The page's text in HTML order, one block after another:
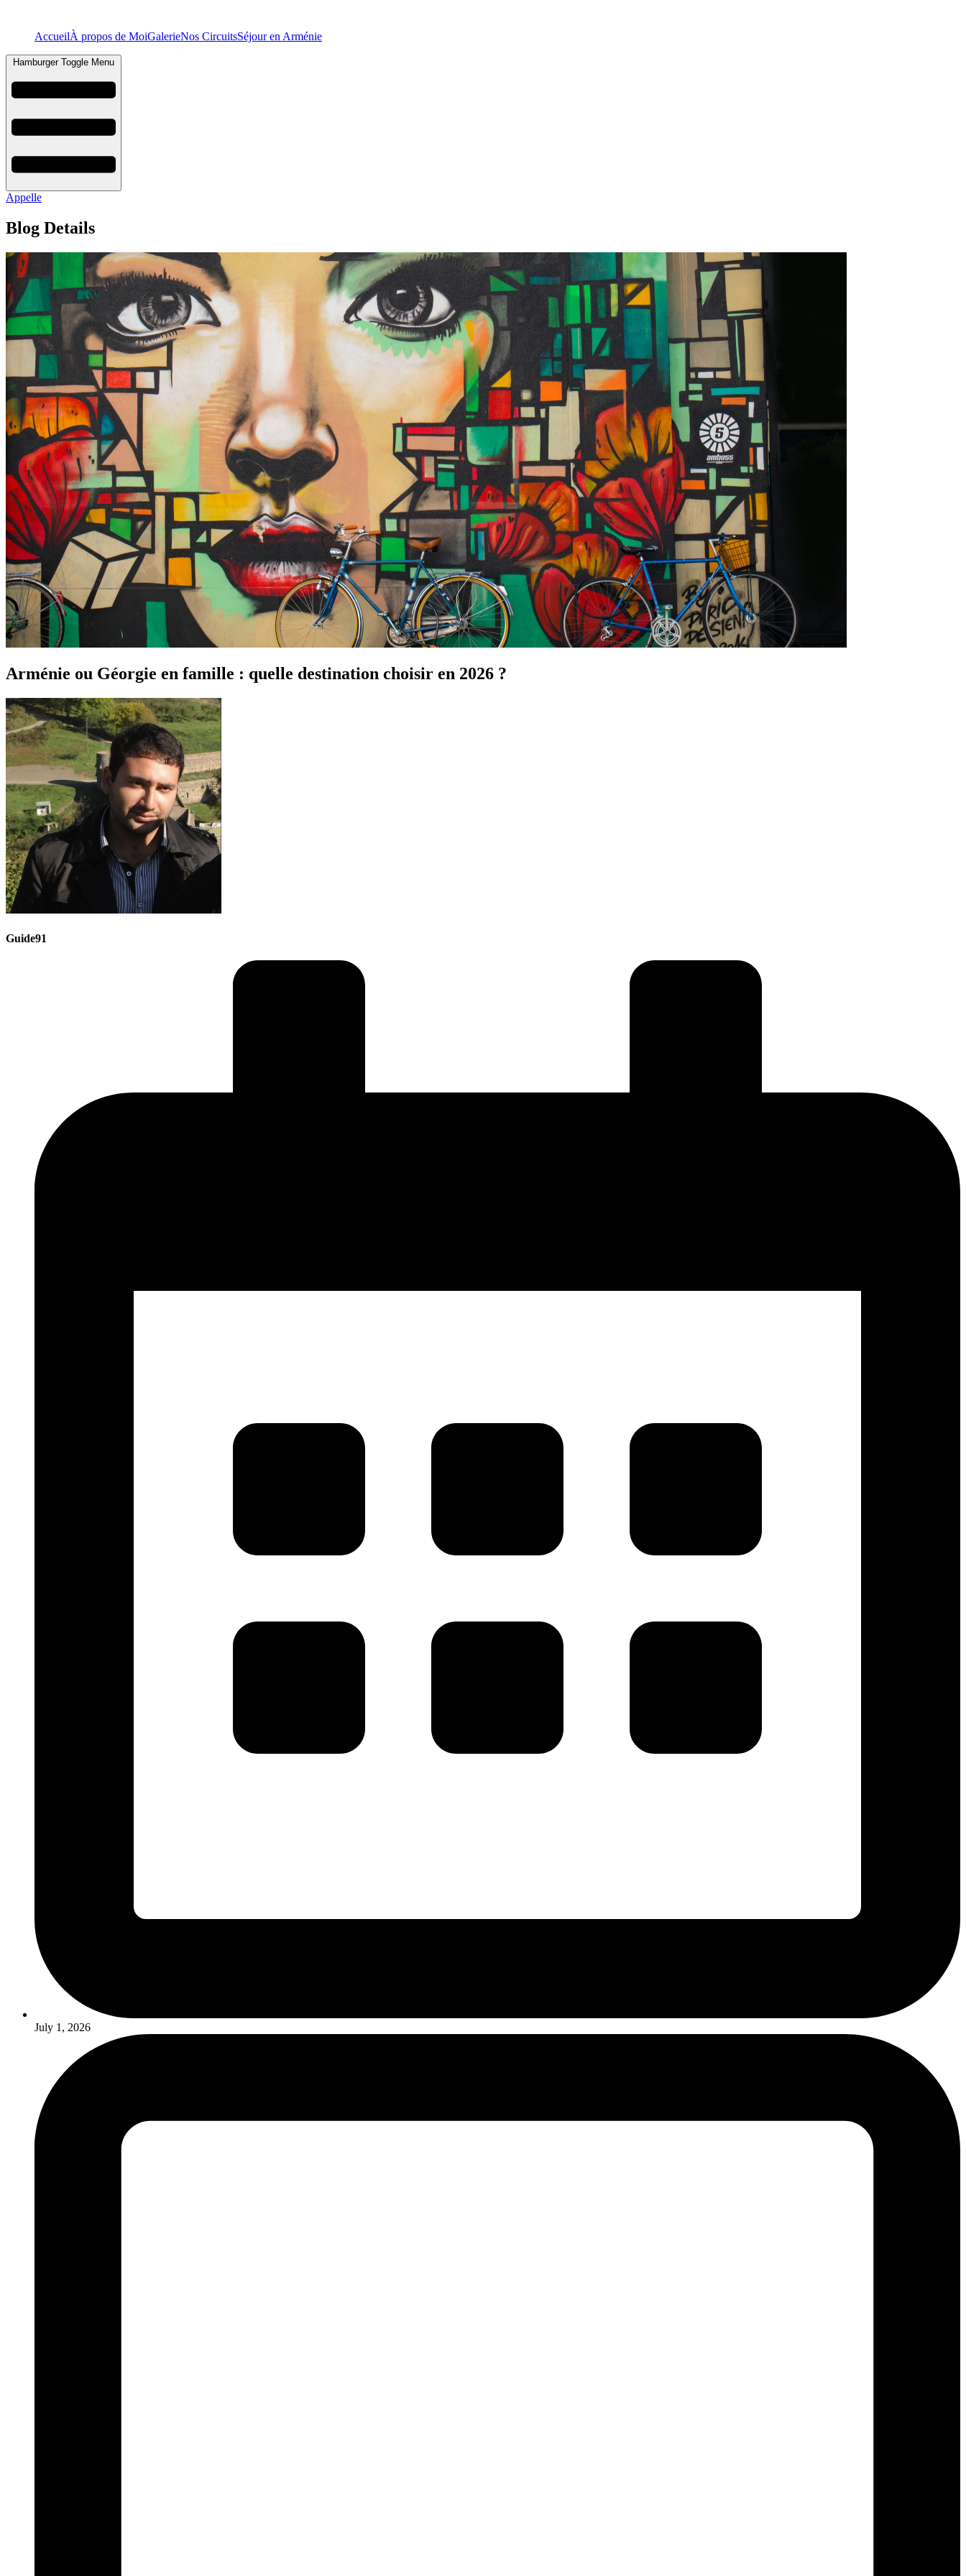
AccueilÀ propos de MoiGalerieNos CircuitsSéjour en Arménie
Hamburger Toggle Menu
Appelle
Blog Details
Arménie ou Géorgie en famille : quelle destination choisir en 2026 ?
Guide91
July 1, 2026